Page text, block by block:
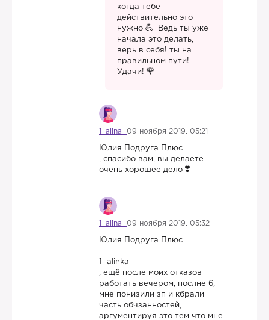
когда тебе
действительно это
нужно
Ведь ты уже
начала это делать,
верь в себя! ты на
правильном пути!
Удачи!
1_alina 09 ноября 2019, 05:21
Юлия Подруга Плюс
, спасибо вам, вы делаете
очень хорошее дело
1_alina 09 ноября 2019, 05:32
Юлия Подруга Плюс
1_alinka
, ещё после моих отказов
работать вечером, послне 6,
мне понизили зп и кбрали
часть обчзанностей,
аргументируя это тем что мне